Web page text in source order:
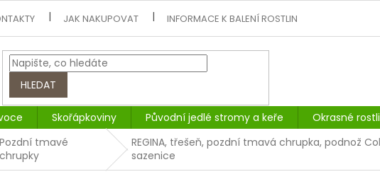
JAK NAKUPOVAT INFORMACE K BALENÍ ROSTLIN
HLEDAT
Skořápkoviny Původní jedlé stromy a keře Okrasné
Pozdní tmavé
chrupky
REGINA, třešeň, pozdní tmavá chrupka, podnož
sazenice